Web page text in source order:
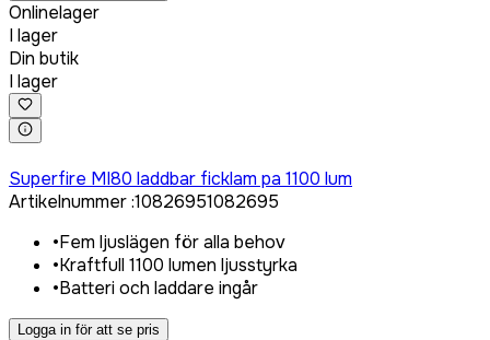
Onlinelager
I lager
Din butik
I lager
Superfire MI80 laddbar ficklam pa 1100 lum
Artikelnummer:10826951082695
•Fem ljuslägen för alla behov
•Kraftfull 1100 lumen ljusstyrka
•Batteri och laddare ingår
Logga in för att se pris